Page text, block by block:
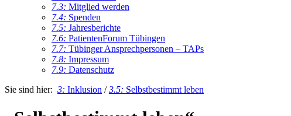
7.3: Mitglied werden
7.4: Spenden
7.5: Jahresberichte
7.6: PatientenForum Tübingen
7.7: Tübinger Ansprechpersonen – TAPs
7.8: Impressum
7.9: Datenschutz
Sie sind hier: 3: Inklusion /3.5: Selbstbestimmt leben